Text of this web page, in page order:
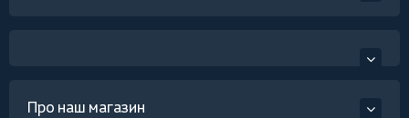
Про наш магазин